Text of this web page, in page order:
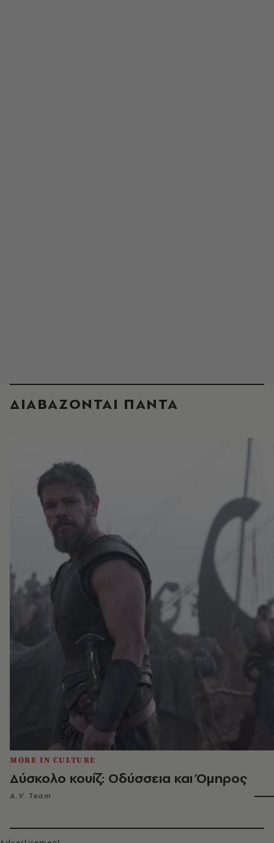
ΔΙΑΒΑΖΟΝΤΑΙ ΠΑΝΤΑ
MORE IN CULTURE
Δύσκολο κουίζ: Οδύσσεια και Όμηρος
A.V. Team